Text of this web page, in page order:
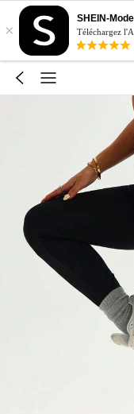
×
SHEIN-
Téléchargez